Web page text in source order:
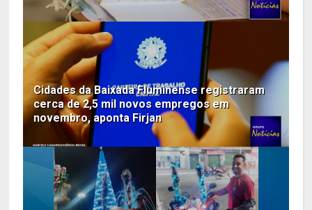
Cidades da Baixada Fluminense registraram
cerca de 2,5 mil novos empregos em
novembro, aponta Firjan